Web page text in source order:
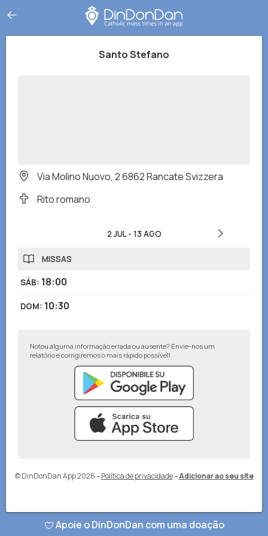
Santo Stefano
Via Molino Nuovo, 2 6862 Rancate Svizzera
Rito romano
2 JUL- 13 AGO
MISSAS
SÁB: 18:00
DOM: 10:30
Notou alguma informação errada ou ausente? Envie-nos um
relatório e corrigiremos o mais rápido possível!
© DinDonDan App 2026– Política de privacidade–Adicionar ao seu site
Apoie o DinDonDan com uma doação